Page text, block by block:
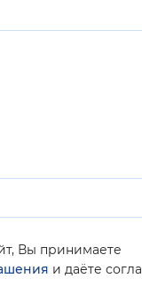
Вы принимаете
и даёте